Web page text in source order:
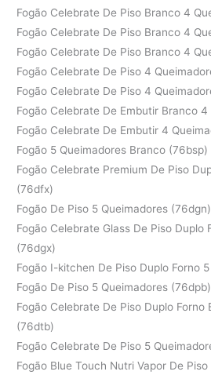
Fogão Celebrate De Piso Branco 4
Fogão Celebrate De Piso Branco 4
Fogão Celebrate De Piso Branco 4
Fogão Celebrate De Piso 4
Fogão Celebrate De Piso 4
Fogão Celebrate De Embutir Branco
Fogão Celebrate De Embutir 4
Fogão 5 Queimadores Branco (76bsp)
Fogão Celebrate Premium De Piso
(76dfx)
Fogão De Piso 5 Queimadores (76dgn)
Fogão Celebrate Glass De Piso Duplo
(76dgx)
Fogão I-kitchen De Piso Duplo Forno
Fogão De Piso 5 Queimadores (76dpb)
Fogão Celebrate De Piso Duplo Forno
(76dtb)
Fogão Celebrate De Piso 5
Fogão Blue Touch Nutri Vapor De